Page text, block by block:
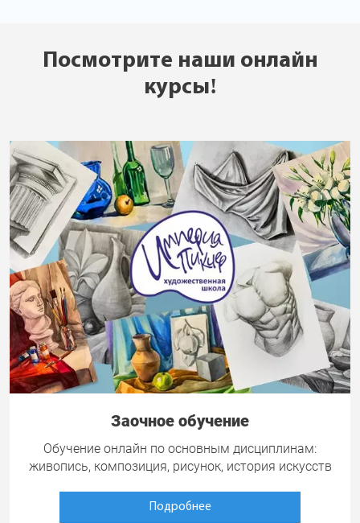
Посмотрите наши онлайн
курсы!
Заочное обучение
Обучение онлайн по основным дисциплинам:
живопись, композиция, рисунок, история искусств
Подробнее